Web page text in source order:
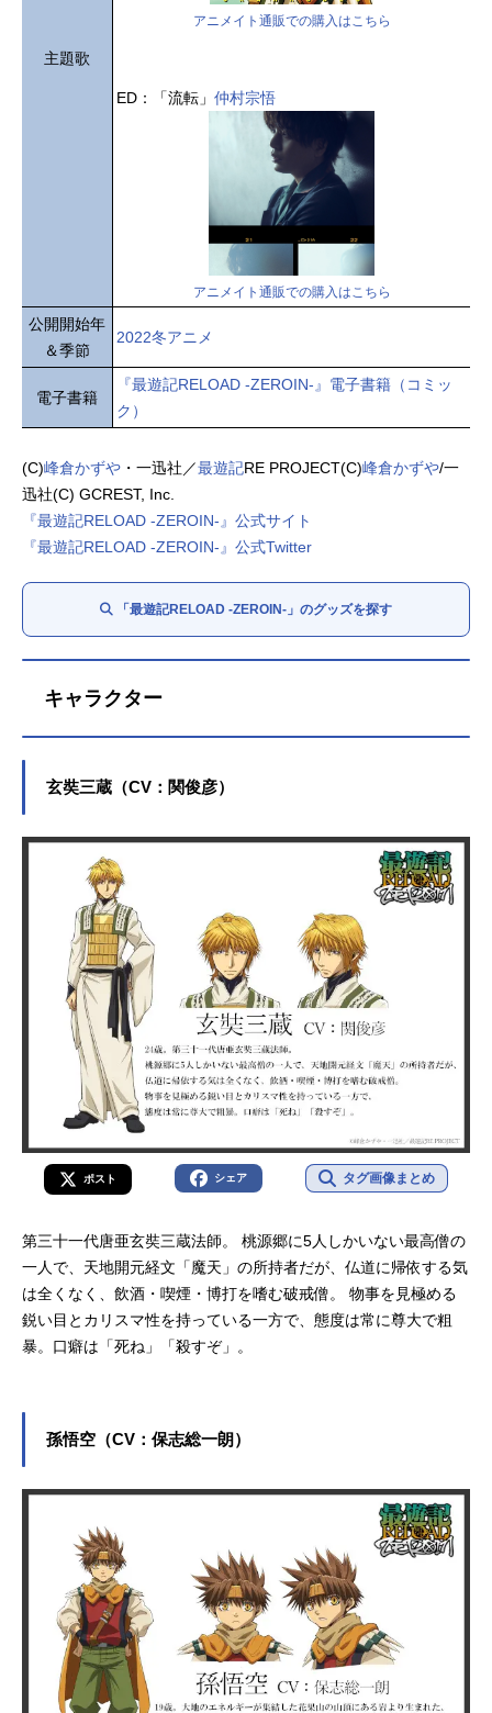
主題歌
アニメイト通販での購入はこちら
ED：「流転」 仲村宗悟
アニメイト通販での購入はこちら
公開開始年
＆季節
2022冬アニメ
電子書籍
『最遊記RELOAD -ZEROIN-』電子書籍（コミッ
ク）
(C)峰倉かずや ・一迅社／最遊記RE PROJECT(C)峰倉かずや/一
迅社(C) GCREST, Inc.
『最遊記RELOAD -ZEROIN-』公式サイト
『最遊記RELOAD -ZEROIN-』公式Twitter
「最遊記RELOAD -ZEROIN-」のグッズを探す
キャラクター
玄奘三蔵（CV：関俊彦）
ポスト シェア タグ画像まとめ
第三十一代唐亜玄奘三蔵法師。 桃源郷に5人しかいない最高僧の
一人で、天地開元経文「魔天」の所持者だが、仏道に帰依する気
は全くなく、飲酒・喫煙・博打を嗜む破戒僧。 物事を見極める
鋭い目とカリスマ性を持っている一方で、態度は常に尊大で粗
暴。口癖は「死ね」「殺すぞ」。
孫悟空（CV：保志総一朗）